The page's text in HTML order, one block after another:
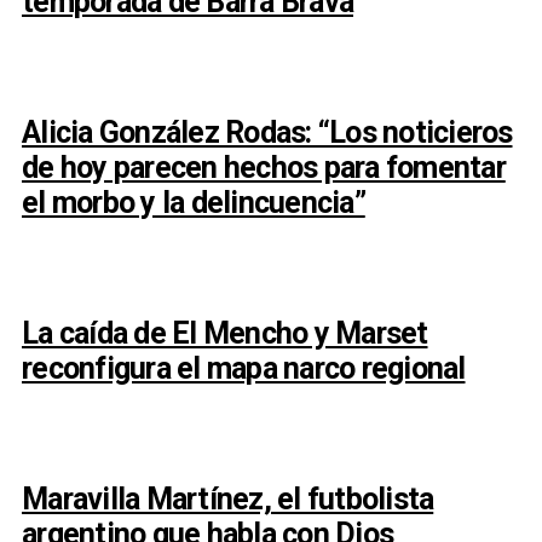
Alicia González Rodas: “Los noticieros
de hoy parecen hechos para fomentar
el morbo y la delincuencia”
La caída de El Mencho y Marset
reconfigura el mapa narco regional
Maravilla Martínez, el futbolista
argentino que habla con Dios